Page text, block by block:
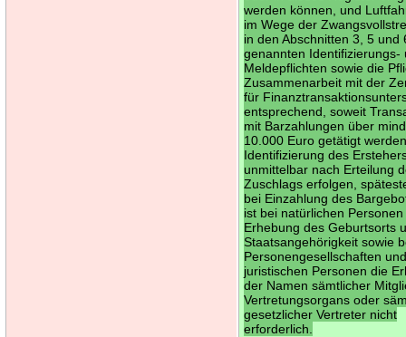
werden können, und
im Wege der
in den Abschnitten 3, 5 und
genannten Identifizierungs-
Meldepflichten sowie die
Zusammenarbeit mit der
für
entsprechend, soweit
mit Barzahlungen über
10.000 Euro getätigt
Identifizierung des
unmittelbar nach Erteilung
Zuschlags erfolgen,
bei Einzahlung des
ist bei natürlichen
Erhebung des Geburtsorts
Staatsangehörigkeit sowie
Personengesellschaften
juristischen Personen die
der Namen sämtlicher
Vertretungsorgans oder
gesetzlicher Vertreter nicht
erforderlich.